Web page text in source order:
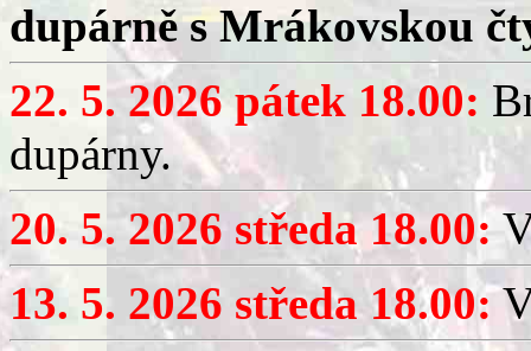
dupárně s Mrákovskou
22. 5. 2026 pátek 18.00:
dupárny.
20. 5. 2026 středa 18.00:
13. 5. 2026 středa 18.00: